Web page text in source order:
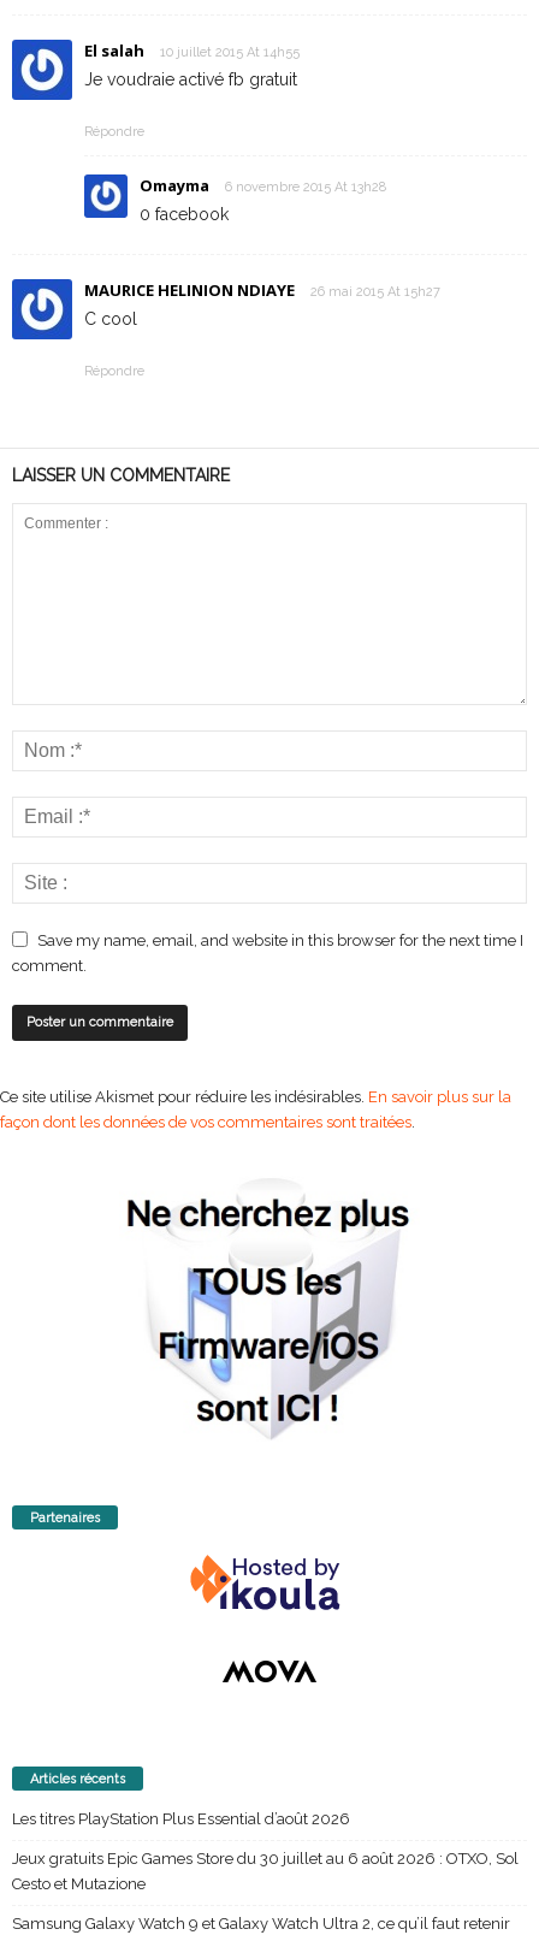
El salah 10 juillet 2015 At 14h55
Je voudraie activé fb gratuit
Répondre
Omayma 6 novembre 2015 At 13h28
0 facebook
MAURICE HELINION NDIAYE 26 mai 2015 At 15h27
C cool
Répondre
LAISSER UN COMMENTAIRE
Save my name, email, and website in this browser for the next time I
comment.
Ce site utilise Akismet pour réduire les indésirables. En savoir plus sur la
façon dont les données de vos commentaires sont traitées.
Partenaires
Articles récents
Les titres PlayStation Plus Essential d’août 2026
Jeux gratuits Epic Games Store du 30 juillet au 6 août 2026 : OTXO, Sol
Cesto et Mutazione
Samsung Galaxy Watch 9 et Galaxy Watch Ultra 2, ce qu’il faut retenir